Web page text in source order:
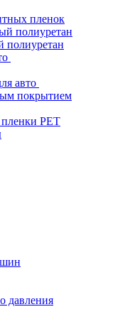
пленок
полиуретан
полиуретан
авто
покрытием
PET
давления